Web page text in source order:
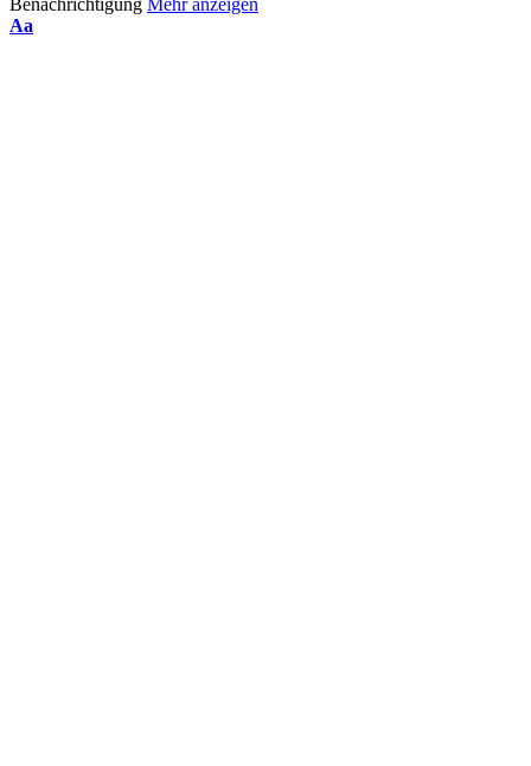
Benachrichtigung Mehr anzeigen
Schriftgrößenanpassung
Aa